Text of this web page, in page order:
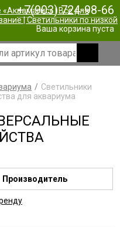
+7(903) 724-98-66
Ваша корзина пуста
Светильники
для аквариума
Производитель